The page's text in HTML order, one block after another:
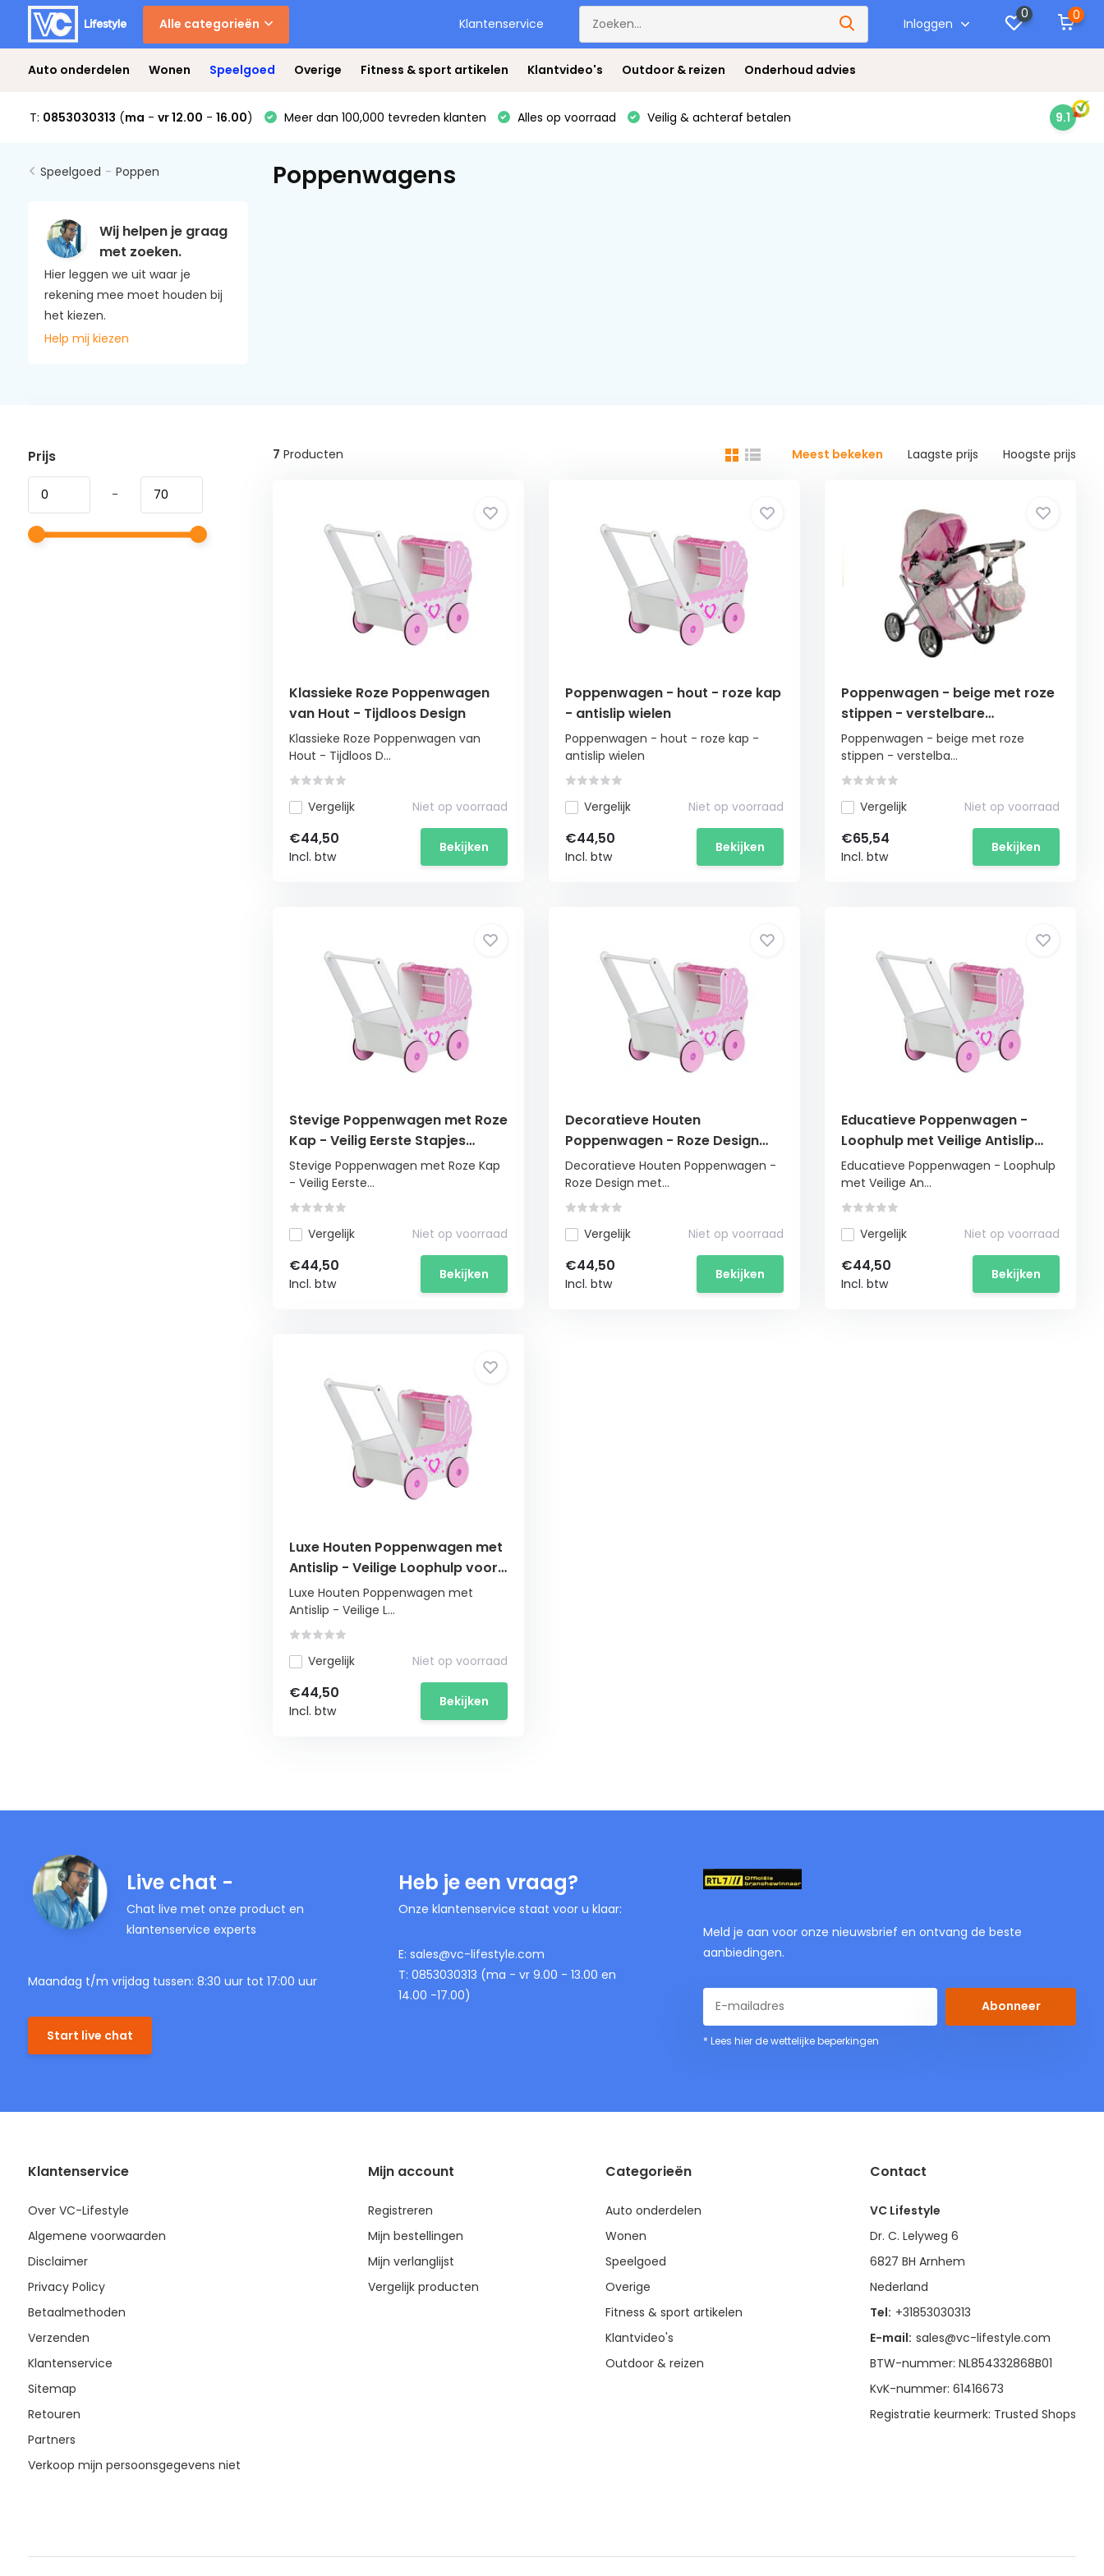
Alle categorieën Klantenservice Inloggen
0 0
Auto onderdelen Wonen Speelgoed Overige Fitness & sport artikelen Klantvideo's Outdoor & reizen Onderhoud advies
T: 0853030313 (ma - vr 12.00 - 16.00) Meer dan 100,000 tevreden klanten Alles op voorraad Veilig & achteraf betalen 9.1
Speelgoed - Poppen
Wij helpen je graag
met zoeken.
Hier leggen we uit waar je
rekening mee moet houden bij
het kiezen.
Help mij kiezen
Poppenwagens
Prijs
-
7 Producten Meest bekeken Laagste prijs Hoogste prijs
Klassieke Roze Poppenwagen
van Hout - Tijdloos Design
Klassieke Roze Poppenwagen van
Hout - Tijdloos D...
Vergelijk Niet op voorraad
€44,50
Incl. btw
Bekijken
Poppenwagen - hout - roze kap
- antislip wielen
Poppenwagen - hout - roze kap -
antislip wielen
Vergelijk Niet op voorraad
€44,50
Incl. btw
Bekijken
Poppenwagen - beige met roze
stippen - verstelbare
handgreep - omzetbaar in
wandelwagen
Poppenwagen - beige met roze
stippen - verstelba...
Vergelijk Niet op voorraad
€65,54
Incl. btw
Bekijken
Stevige Poppenwagen met Roze
Kap - Veilig Eerste Stapjes
Maken
Stevige Poppenwagen met Roze Kap
- Veilig Eerste...
Vergelijk Niet op voorraad
€44,50
Incl. btw
Bekijken
Decoratieve Houten
Poppenwagen - Roze Design
met Veilige Wielen
Decoratieve Houten Poppenwagen -
Roze Design met...
Vergelijk Niet op voorraad
€44,50
Incl. btw
Bekijken
Educatieve Poppenwagen -
Loophulp met Veilige Antislip
Wielen
Educatieve Poppenwagen - Loophulp
met Veilige An...
Vergelijk Niet op voorraad
€44,50
Incl. btw
Bekijken
Luxe Houten Poppenwagen met
Antislip - Veilige Loophulp voor
Peuters
Luxe Houten Poppenwagen met
Antislip - Veilige L...
Vergelijk Niet op voorraad
€44,50
Incl. btw
Bekijken
Live chat -
Chat live met onze product en
klantenservice experts
Maandag t/m vrijdag tussen: 8:30 uur tot 17:00 uur
Start live chat
Heb je een vraag?
Onze klantenservice staat voor u klaar:
E: sales@vc-lifestyle.com
T: 0853030313 (ma - vr 9.00 - 13.00 en
14.00 -17.00)
Meld je aan voor onze nieuwsbrief en ontvang de beste
aanbiedingen.
Abonneer
* Lees hier de wettelijke beperkingen
Klantenservice
Over VC-Lifestyle
Algemene voorwaarden
Disclaimer
Privacy Policy
Betaalmethoden
Verzenden
Klantenservice
Sitemap
Retouren
Partners
Verkoop mijn persoonsgegevens niet
Mijn account
Registreren
Mijn bestellingen
Mijn verlanglijst
Vergelijk producten
Categorieën
Auto onderdelen
Wonen
Speelgoed
Overige
Fitness & sport artikelen
Klantvideo's
Outdoor & reizen
Contact
VC Lifestyle
Dr. C. Lelyweg 6
6827 BH Arnhem
Nederland
Tel: +31853030313
E-mail: sales@vc-lifestyle.com
BTW-nummer: NL854332868B01
KvK-nummer: 61416673
Registratie keurmerk: Trusted Shops